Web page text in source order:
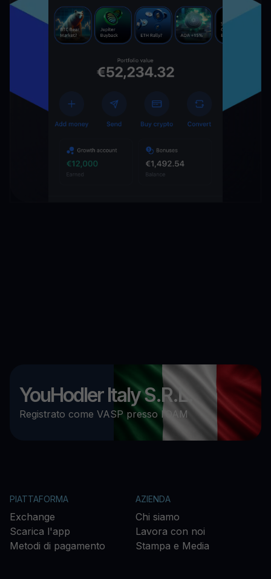
YouHodler Italy S.R.L.
Registrato come VASP presso l’OAM
PIATTAFORMA
Exchange
Scarica l'app
Metodi di pagamento
AZIENDA
Chi siamo
Lavora con noi
Stampa e Media